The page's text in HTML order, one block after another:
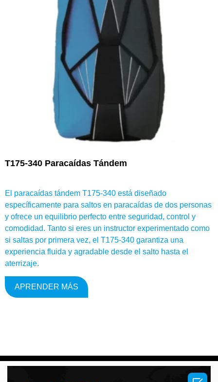
T175-340 Paracaídas Tándem
El paracaídas tándem T175-340 está diseñado
específicamente para saltos en paracaídas de dos personas
y ofrece un equilibrio perfecto entre seguridad, control y
comodidad. Tanto si eres un instructor experimentado como
si saltas por primera vez, el T175-340 garantiza una
experiencia fluida y agradable desde el salto hasta el
aterrizaje.
APRENDER MÁS